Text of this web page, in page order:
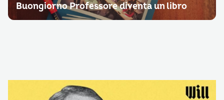
Buongiorno Professore diventa un libro